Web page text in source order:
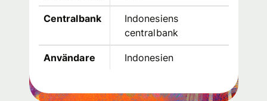
Centralbank
Indonesiens
centralbank
Användare Indonesien